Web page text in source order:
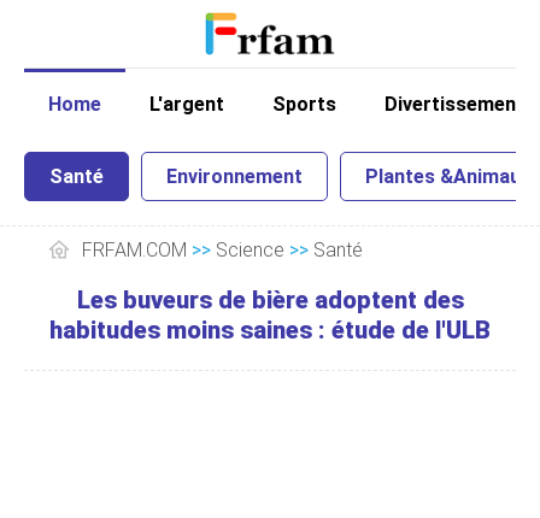
Home L'argent Sports Divertissement
Santé Environnement Plantes &Animaux
FRFAM.COM >> Science >> Santé
Les buveurs de bière adoptent des
habitudes moins saines : étude de l'ULB